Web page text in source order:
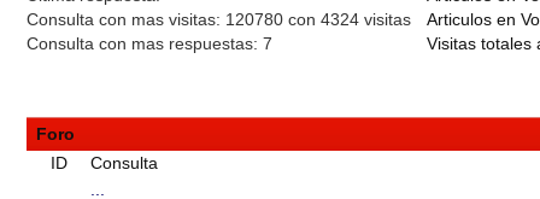
Consulta con mas visitas: 120780 con 4324 visitas
Consulta con mas respuestas: 7
Articulos en
Visitas totales
Foro
ID
Consulta